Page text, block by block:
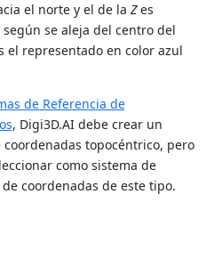
el norte y el de la Zes
se aleja del centro del
el representado en color azul
de Referencia de
, Digi3D.AI debe crear un
topocéntrico, pero
como sistema de
coordenadas de este tipo.